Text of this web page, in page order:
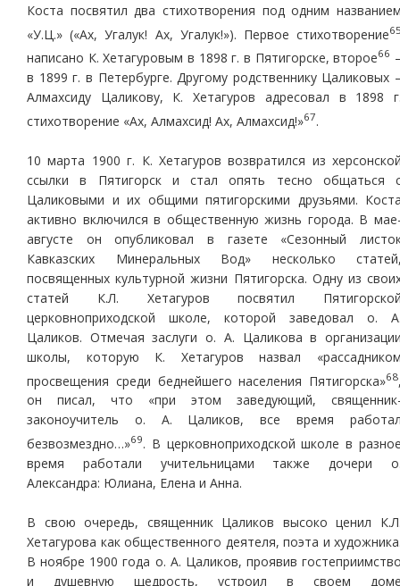
Коста посвятил два стихотворения под одним
«У.Ц.» («Ах, Угалук! Ах, Угалук!»). Первое стихотворение
написано К. Хетагуровым в 1898 г. в Пятигорске, второе66
в 1899 г. в Петербурге. Другому родственнику Цаликовых
Алмахсиду Цаликову, К. Хетагуров адресовал в 1898
стихотворение «Ах, Алмахсид! Ах, Алмахсид!»67.
10 марта 1900 г. К. Хетагуров возвратился из
ссылки в Пятигорск и стал опять тесно общаться
Цаликовыми и их общими пятигорскими друзьями.
активно включился в общественную жизнь города. В
августе он опубликовал в газете «Сезонный
Кавказских Минеральных Вод» несколько
посвященных культурной жизни Пятигорска. Одну из
статей К.Л. Хетагуров посвятил
церковноприходской школе, которой заведовал о.
Цаликов. Отмечая заслуги о. А. Цаликова в
школы, которую К. Хетагуров назвал
просвещения среди беднейшего населения Пятигорска»68
он писал, что «при этом заведующий,
законоучитель о. А. Цаликов, все время
безвозмездно…»69. В церковноприходской школе в
время работали учительницами также дочери
Александра: Юлиана, Елена и Анна.
В свою очередь, священник Цаликов высоко ценил
Хетагурова как общественного деятеля, поэта и
В ноябре 1900 года о. А. Цаликов, проявив
и душевную щедрость, устроил в своем